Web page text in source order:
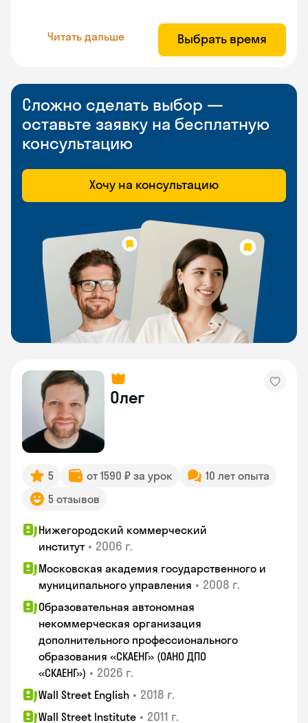
Читать дальше Выбрать время
Сложно сделать выбор —
оставьте заявку на бесплатную
консультацию
Хочу на консультацию
Олег
5 от 1590 ₽ за урок
10 лет опыта
5 отзывов
Нижегородский коммерческий
институт • 2006 г.
Московская академия государственного и
муниципального управления • 2008 г.
Образовательная автономная
некоммерческая организация
дополнительного профессионального
образования «СКАЕНГ» (ОАНО ДПО
«СКАЕНГ») • 2026 г.
Wall Street English • 2018 г.
Wall Street Institute • 2011 г.